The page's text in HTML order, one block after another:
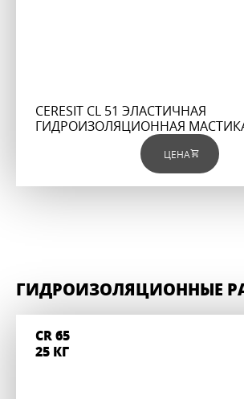
CERESIT CL 51 ЭЛАСТИЧНАЯ
ГИДРОИЗОЛЯЦИОННАЯ
ЦЕНА
ГИДРОИЗОЛЯЦИОННЫЕ
CR 65
25 КГ